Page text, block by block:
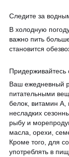
Следите за
В холодную
важно пить
становится
Придерживайтесь
Ваш ежедневный
питательными
белок, витамин
несладких
рыбу и
масла, орехи,
Кроме того, для
употреблять в